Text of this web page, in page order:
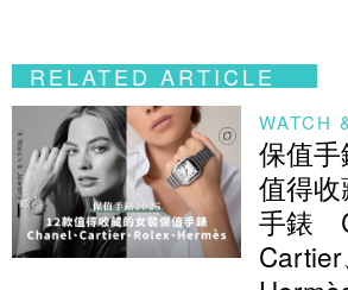
RELATED ARTICLE
WATCH
保值
值得
手錶
Cartier